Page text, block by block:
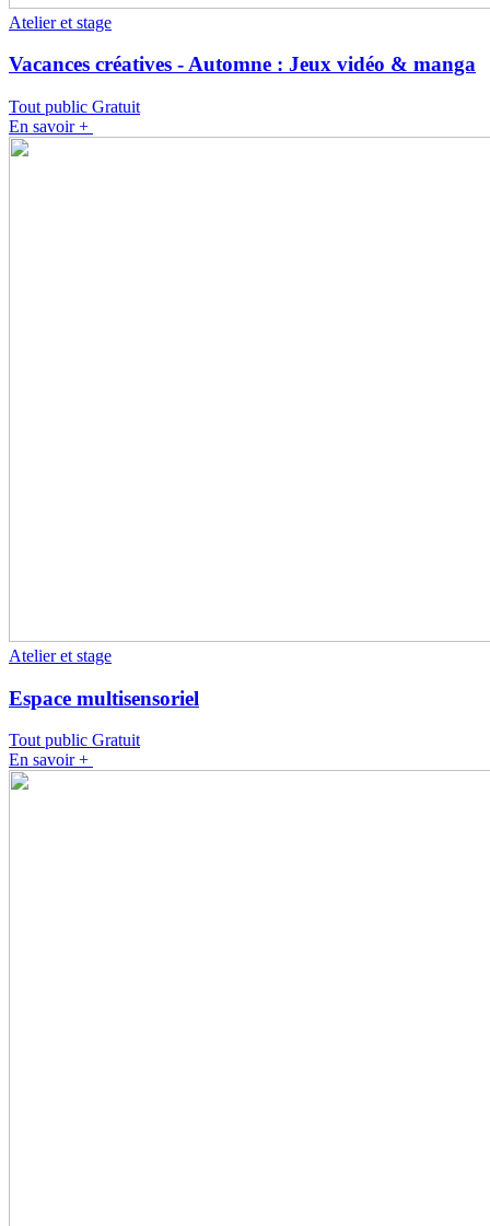
Atelier et stage
Vacances créatives - Automne : Jeux vidéo & manga
Tout public Gratuit
En savoir +
Atelier et stage
Espace multisensoriel
Tout public Gratuit
En savoir +